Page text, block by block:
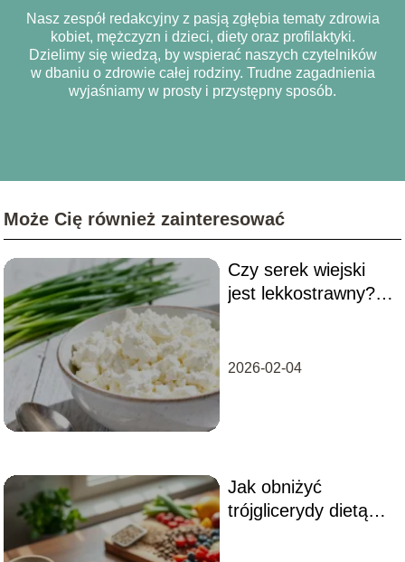
Nasz zespół redakcyjny z pasją zgłębia tematy zdrowia
kobiet, mężczyzn i dzieci, diety oraz profilaktyki.
Dzielimy się wiedzą, by wspierać naszych czytelników
w dbaniu o zdrowie całej rodziny. Trudne zagadnienia
wyjaśniamy w prosty i przystępny sposób.
Może Cię również zainteresować
Czy serek wiejski
jest lekkostrawny?
2026-02-04
Jak obniżyć
trójglicerydy dietą?